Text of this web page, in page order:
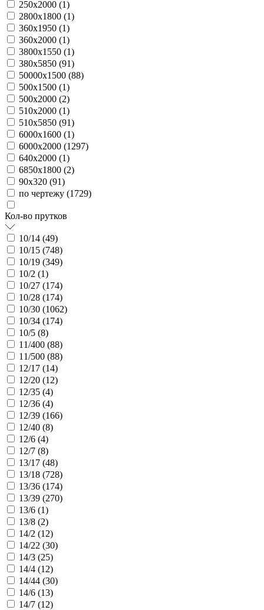
250х2000 (1)
2800х1800 (1)
360х1950 (1)
360х2000 (1)
3800х1550 (1)
380х5850 (91)
50000х1500 (88)
500х1500 (1)
500х2000 (2)
510х2000 (1)
510х5850 (91)
6000х1600 (1)
6000х2000 (1297)
640х2000 (1)
6850х1800 (2)
90х320 (91)
по чертежу (1729)
Кол-во прутков
10/14 (49)
10/15 (748)
10/19 (349)
10/2 (1)
10/27 (174)
10/28 (174)
10/30 (1062)
10/34 (174)
10/5 (8)
11/400 (88)
11/500 (88)
12/17 (14)
12/20 (12)
12/35 (4)
12/36 (4)
12/39 (166)
12/40 (8)
12/6 (4)
12/7 (8)
13/17 (48)
13/18 (728)
13/36 (174)
13/39 (270)
13/6 (1)
13/8 (2)
14/2 (12)
14/22 (30)
14/3 (25)
14/4 (12)
14/44 (30)
14/6 (13)
14/7 (12)